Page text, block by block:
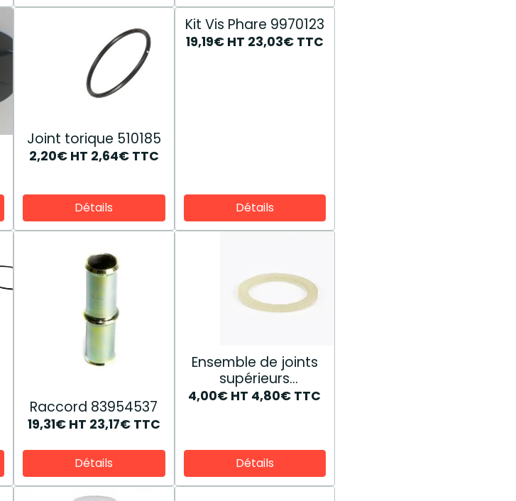
Joint torique 510185
2,20€ HT 2,64€ TTC
Détails
Kit Vis Phare 9970123
19,19€ HT 23,03€ TTC
Détails
Raccord 83954537
19,31€ HT 23,17€ TTC
Détails
Ensemble de joints
supérieurs
C9NN6734A
4,00€ HT 4,80€ TTC
Détails